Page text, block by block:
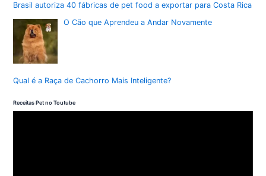
Brasil autoriza 40 fábricas de pet food a exportar para Costa Rica
O Cão que Aprendeu a Andar Novamente
Qual é a Raça de Cachorro Mais Inteligente?
Receitas Pet no Toutube